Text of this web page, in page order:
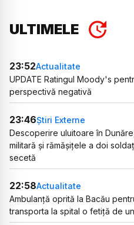
ULTIMELE
23:52Actualitate
UPDATE Ratingul Moody's
perspectivă negativă
23:46Știri Externe
Descoperire uluitoare în
militară și rămășițele a doi
secetă
22:58Actualitate
Ambulanță oprită la Bacău
transporta la spital o fetiță de